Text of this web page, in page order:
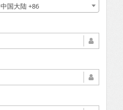
中国大陆 +86